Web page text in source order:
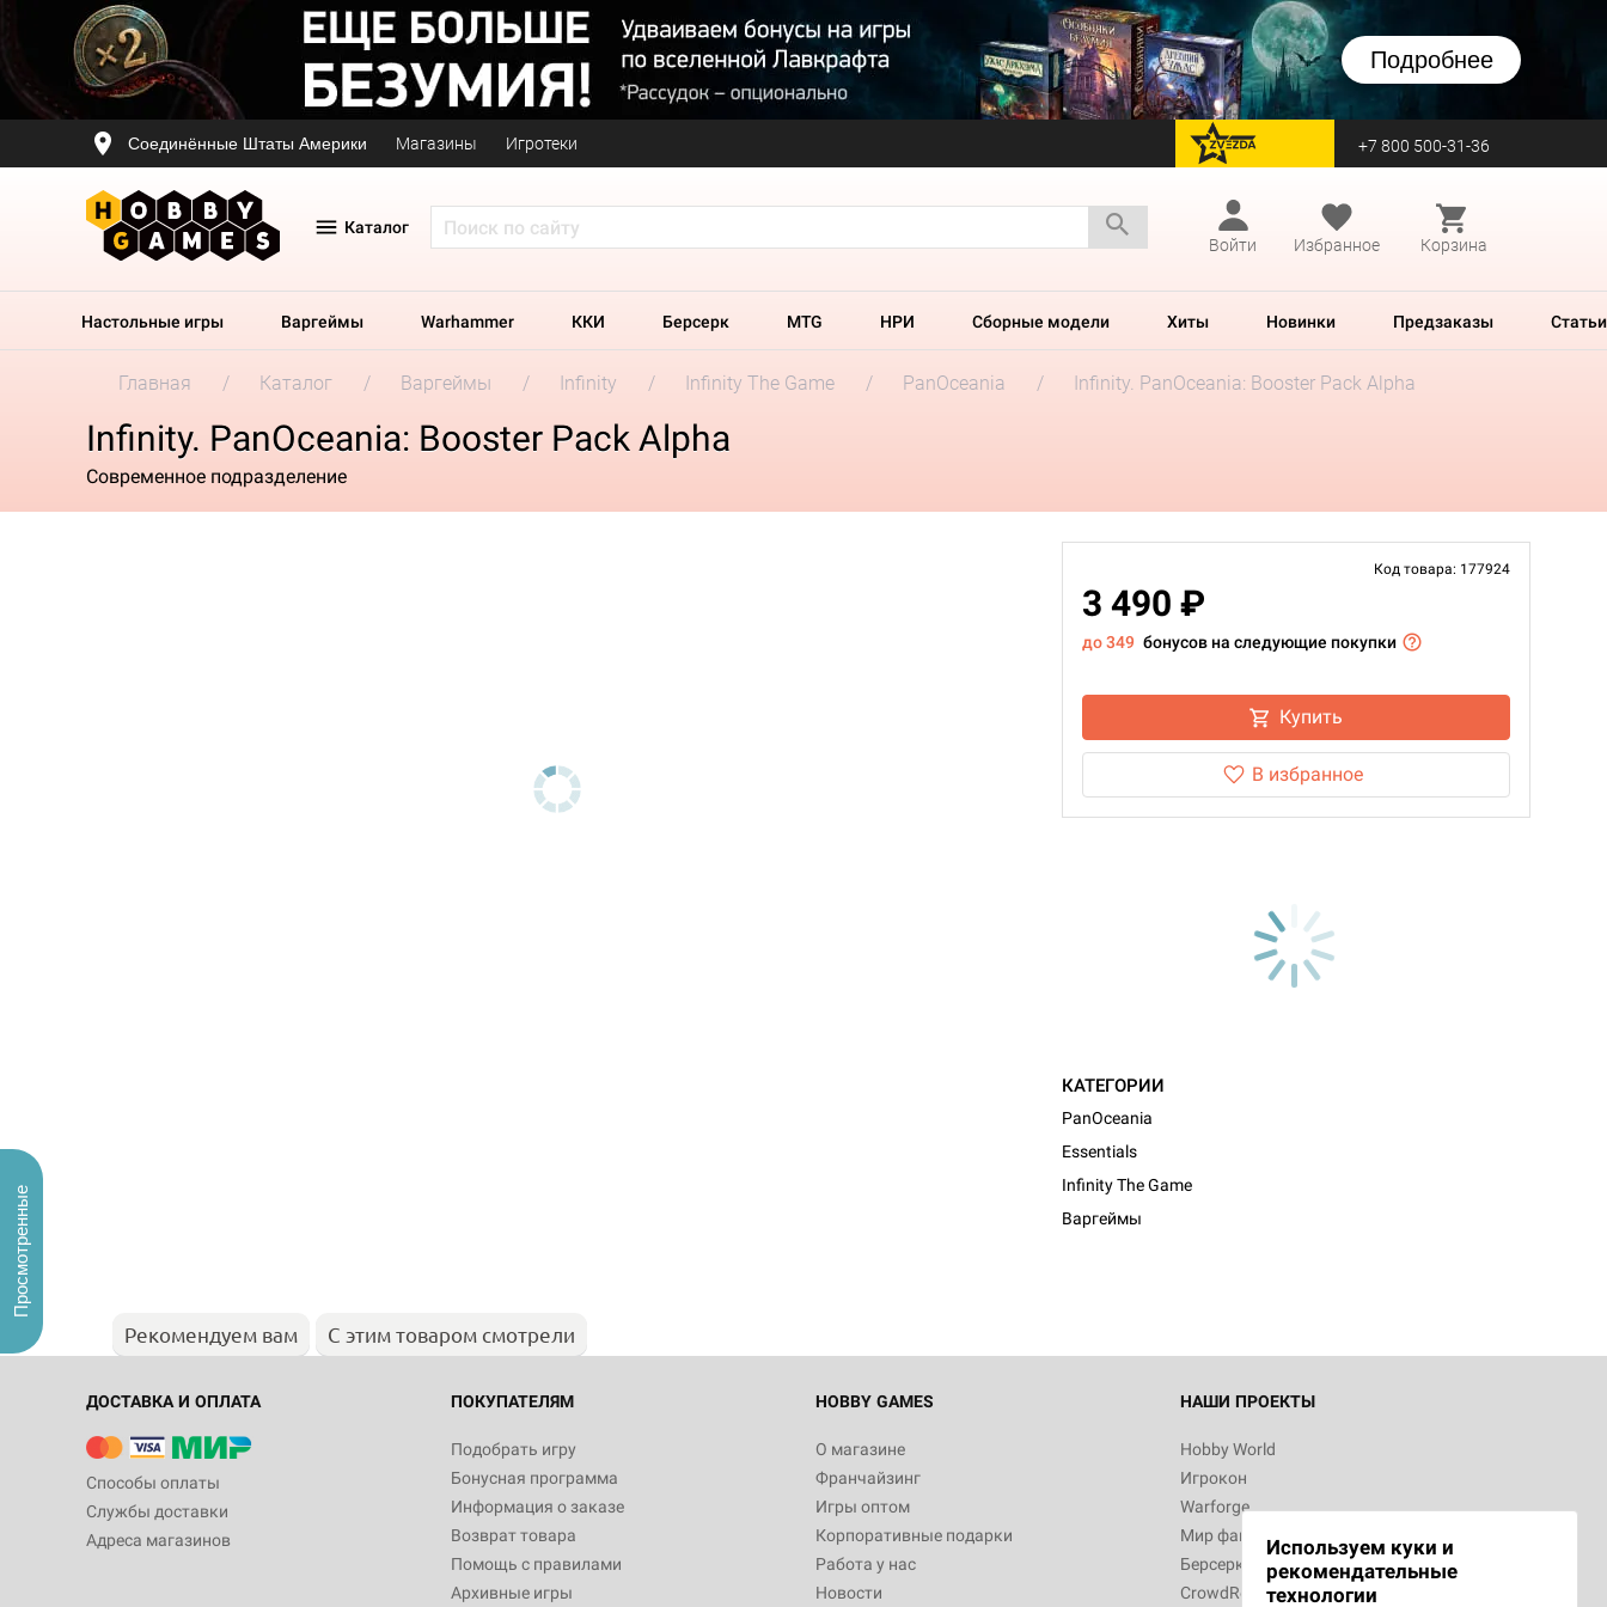
Подробнее
Соединённые Штаты Америки Магазины Игротеки перейти на Zvezda +7 800 500-31-36
Каталог
Войти
Избранное Корзина
Настольные игры Варгеймы Warhammer ККИ Берсерк MTG НРИ Сборные модели Хиты Новинки Предзаказы Статьи
Главная Каталог Варгеймы Infinity Infinity The Game PanOceania Infinity. PanOceania: Booster Pack Alpha
Infinity. PanOceania: Booster Pack Alpha
Современное подразделение
Код товара: 177924
3 490 ₽
до 349 бонусов на следующие покупки
Купить
В избранное
КАТЕГОРИИ
PanOceania
Essentials
Infinity The Game
Варгеймы
Рекомендуем вам С этим товаром смотрели
ДОСТАВКА И ОПЛАТА
Способы оплаты
Службы доставки
Адреса магазинов
ПОКУПАТЕЛЯМ
Подобрать игру
Бонусная программа
Информация о заказе
Возврат товара
Помощь с правилами
Архивные игры
HOBBY GAMES
О магазине
Франчайзинг
Игры оптом
Корпоративные подарки
Работа у нас
Новости
НАШИ ПРОЕКТЫ
Hobby World
Игрокон
Warforge
Мир фантастики
Берсерк
CrowdRepublic
Используем куки и
рекомендательные
технологии
Просмотренные
Настольная игра Hobby World Монстры
Белая смерть
12 990
Настольная игра Hobby World Берсерк.
3 490